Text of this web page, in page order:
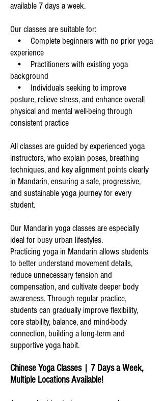
available 7 days a week.
Our classes are suitable for:
• Complete beginners with no prior yoga
experience
• Practitioners with existing yoga
background
• Individuals seeking to improve
posture, relieve stress, and enhance overall
physical and mental well-being through
consistent practice
All classes are guided by experienced yoga
instructors, who explain poses, breathing
techniques, and key alignment points clearly
in Mandarin, ensuring a safe, progressive,
and sustainable yoga journey for every
student.
Our Mandarin yoga classes are especially
ideal for busy urban lifestyles.
Practicing yoga in Mandarin allows students
to better understand movement details,
reduce unnecessary tension and
compensation, and cultivate deeper body
awareness. Through regular practice,
students can gradually improve flexibility,
core stability, balance, and mind-body
connection, building a long-term and
supportive yoga habit.
Chinese Yoga Classes | 7 Days a Week,
Multiple Locations Available!